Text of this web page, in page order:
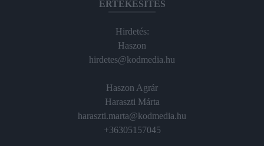
ÉRTÉKESÍTÉS
Hirdetés:
Haszon
hirdetes@kodmedia.hu
Haszon Agrár
Haraszti Márta
haraszti.marta@kodmedia.hu
+36305157045